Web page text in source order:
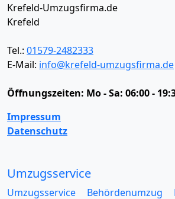
Krefeld-Umzugsfirma.de
Krefeld
Tel.: 01579-2482333
E-Mail: info@krefeld-umzugsfirma.de
Öffnungszeiten: Mo - Sa: 06:00 -
Impressum
Datenschutz
Umzugsservice
Umzugsservice Behördenumzug